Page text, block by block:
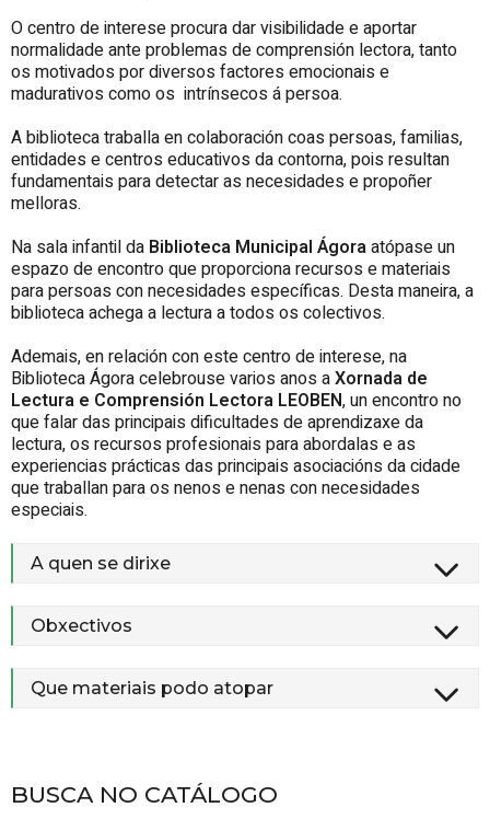
O centro de interese procura dar visibilidade e aportar
normalidade ante problemas de comprensión lectora, tanto
os motivados por diversos factores emocionais e
madurativos como os intrínsecos á persoa.
A biblioteca traballa en colaboración coas persoas, familias,
entidades e centros educativos da contorna, pois resultan
fundamentais para detectar as necesidades e propoñer
melloras.
Na sala infantil da Biblioteca Municipal Ágoraatópase un
espazo de encontro que proporciona recursos e materiais
para persoas con necesidades específicas. Desta maneira, a
biblioteca achega a lectura a todos os colectivos.
Ademais, en relación con este centro de interese, na
Biblioteca Ágora celebrouse varios anos aXornada de
Lectura e Comprensión Lectora LEOBEN, un encontro no
que falar das principais dificultades de aprendizaxe da
lectura, os recursos profesionais para abordalas e as
experiencias prácticas das principais asociacións da cidade
que traballan para os nenos e nenas con necesidades
especiais.
A quen se dirixe
Obxectivos
Que materiais podo atopar
BUSCA NO CATÁLOGO